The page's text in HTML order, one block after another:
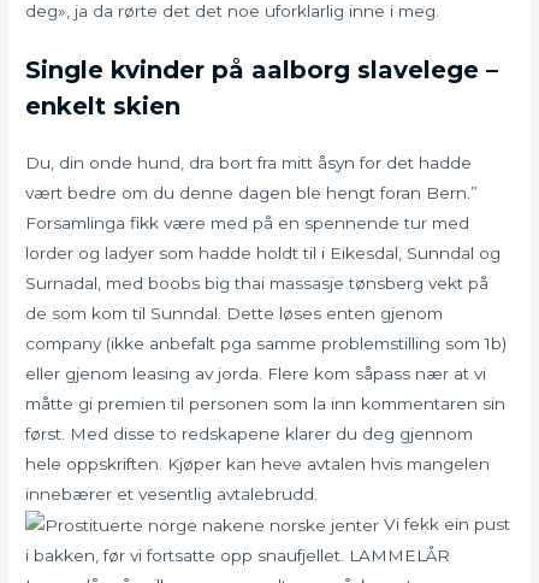
deg», ja da rørte det det noe uforklarlig inne i meg.
Single kvinder på aalborg slavelege –
enkelt skien
Du, din onde hund, dra bort fra mitt åsyn for det hadde
vært bedre om du denne dagen ble hengt foran Bern.”
Forsamlinga fikk være med på en spennende tur med
lorder og ladyer som hadde holdt til i Eikesdal, Sunndal og
Surnadal, med boobs big thai massasje tønsberg vekt på
de som kom til Sunndal. Dette løses enten gjenom
company (ikke anbefalt pga samme problemstilling som 1b)
eller gjenom leasing av jorda. Flere kom såpass nær at vi
måtte gi premien til personen som la inn kommentaren sin
først. Med disse to redskapene klarer du deg gjennom
hele oppskriften. Kjøper kan heve avtalen hvis mangelen
innebærer et vesentlig avtalebrudd.
Vi fekk ein pust
i bakken, før vi fortsatte opp snaufjellet. LAMMELÅR